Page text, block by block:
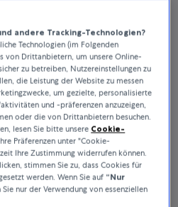
andere Tracking-Technologien?
Technologien (im Folgenden
von Drittanbietern, um unsere Online-
zu betreiben, Nutzereinstellungen zu
die Leistung der Website zu messen
um gezielte, personalisierte
und -präferenzen anzuzeigen,
oder die von Drittanbietern besuchen.
lesen Sie bitte unsere Cookie-
Präferenzen unter "Cookie-
Ihre Zustimmung widerrufen können.
stimmen Sie zu, dass Cookies für
werden. Wenn Sie auf “Nur
nur der Verwendung von essenziellen